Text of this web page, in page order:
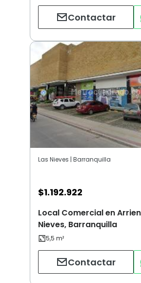
Contactar
Las Nieves | Barranquilla
$1.192.922
Local Comercial en
Nieves, Barranquilla
Contactar